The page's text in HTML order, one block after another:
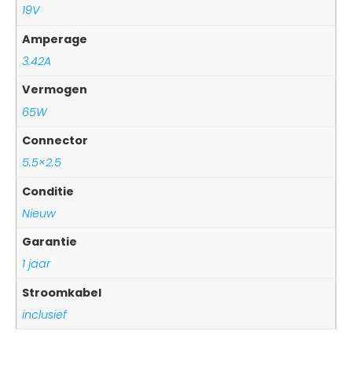
19V
Amperage
3.42A
Vermogen
65W
Connector
5.5×2.5
Conditie
Nieuw
Garantie
1 jaar
Stroomkabel
inclusief